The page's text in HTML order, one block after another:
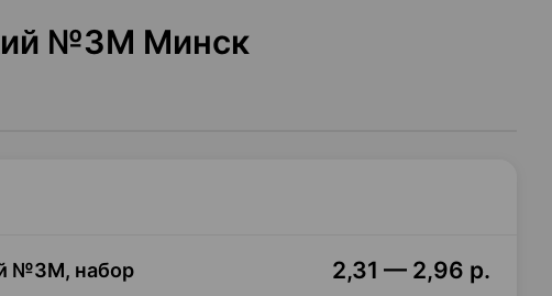
№3М Минск
№3М, набор
2,31 — 2,96 р.